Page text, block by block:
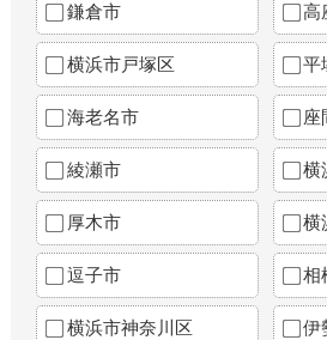
鎌倉市 高
横浜市戸塚区 平
海老名市 座
綾瀬市 横
厚木市 横
逗子市 相
横浜市神奈川区 伊